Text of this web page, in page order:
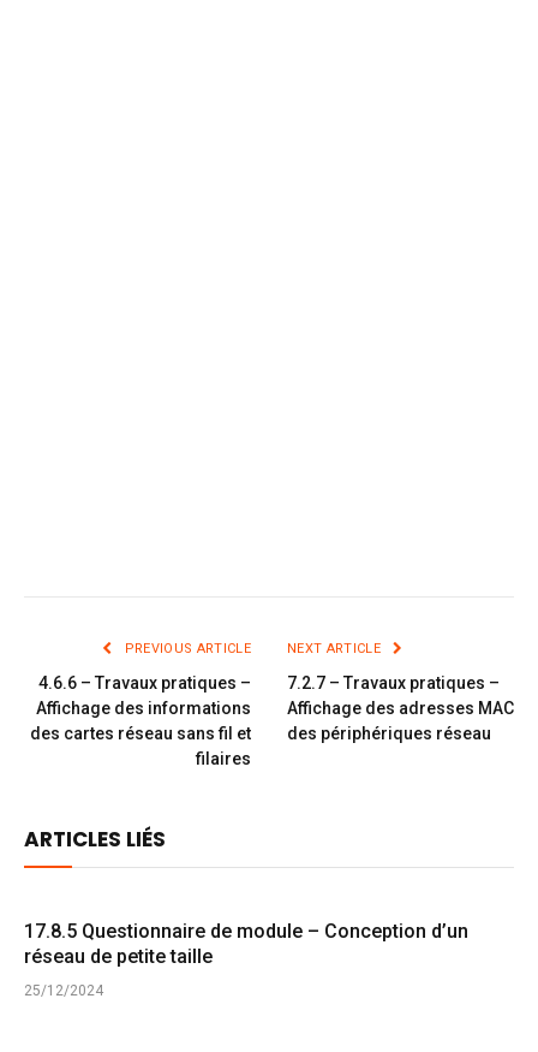
PREVIOUS ARTICLE
4.6.6 – Travaux pratiques –
Affichage des informations
des cartes réseau sans fil et
filaires
NEXT ARTICLE
7.2.7 – Travaux pratiques –
Affichage des adresses MAC
des périphériques réseau
ARTICLES LIÉS
17.8.5 Questionnaire de module – Conception d’un
réseau de petite taille
25/12/2024